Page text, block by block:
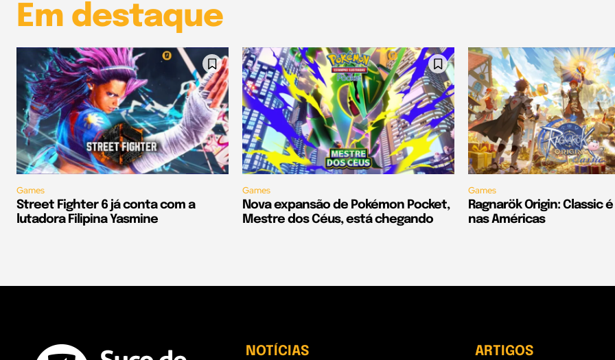
Em destaque
Games
Street Fighter 6 já conta com a
lutadora Filipina Yasmine
Games
Nova expansão de Pokémon Pocket,
Mestre dos Céus, está chegando
Games
Ragnarök Origin: Classic
nas Américas
NOTÍCIAS ARTIGOS